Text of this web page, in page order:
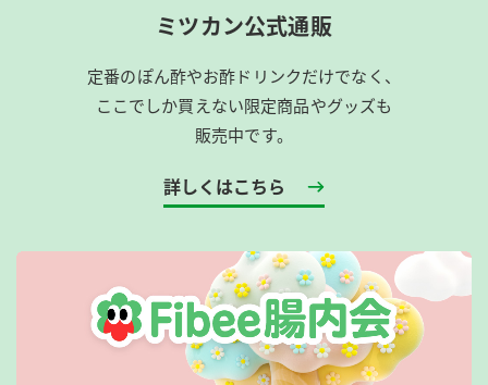
ミツカン公式通販
定番のぽん酢やお酢ドリンクだけでなく、
ここでしか買えない限定商品やグッズも
販売中です。
詳しくはこちら